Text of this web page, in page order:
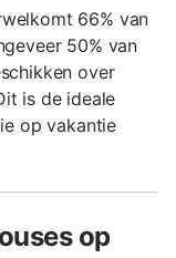
66% van
50% van
over
is de ideale
op vakantie
op